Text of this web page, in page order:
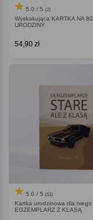
5.0 / 5 (2)
Wyskakująca KARTKA NA 80
URODZINY
54,90 zł
5.0 / 5 (51)
Kartka urodzinowa dla niego
EGZEMPLARZ Z KLASĄ